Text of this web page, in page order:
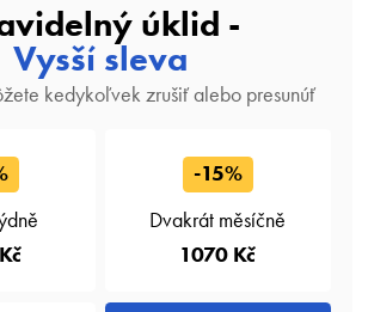
úklid -
Vysší sleva
kedykoľvek zrušiť alebo presunúť
-15%
Dvakrát měsíčně
1070 Kč